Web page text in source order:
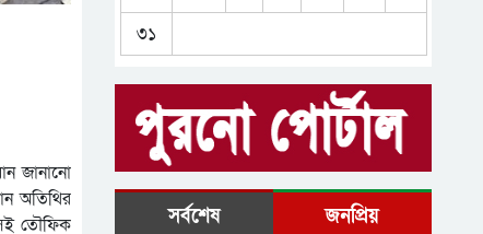
জানানো
অতিথির
তৌফিক
আব্দুল্লাহ হত্যা কাণ্ড, সিলেট
সিলেটে যে দুই ভাইরাস প্রাণ
নিল ৩ জনের
মোটরসাইকেল চালকদের জন্য
৩১
সর্বশেষ জনপ্রিয়